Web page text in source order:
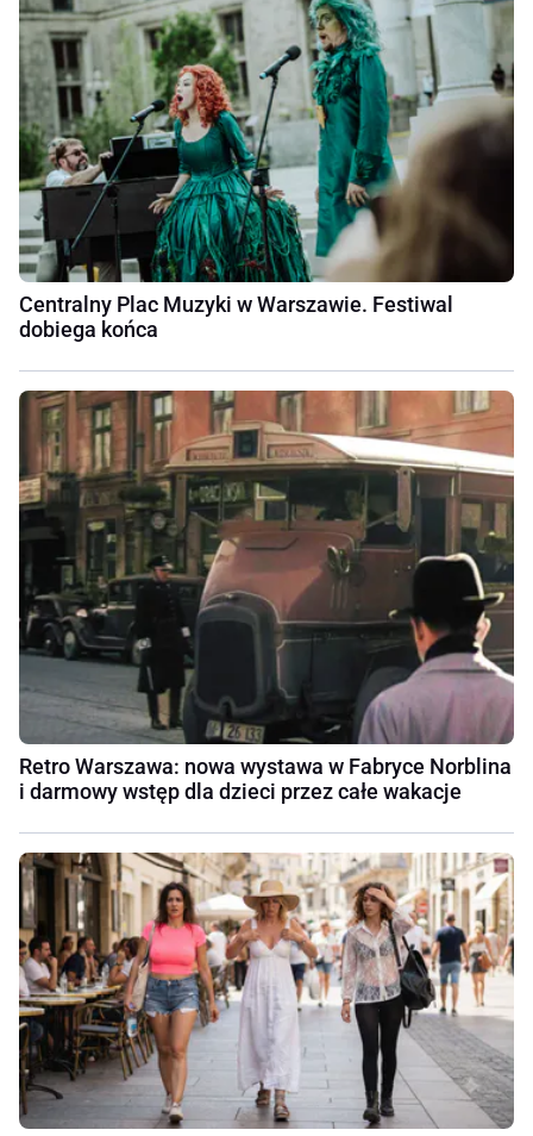
Centralny Plac Muzyki w Warszawie. Festiwal
dobiega końca
Retro Warszawa: nowa wystawa w Fabryce Norblina
i darmowy wstęp dla dzieci przez całe wakacje